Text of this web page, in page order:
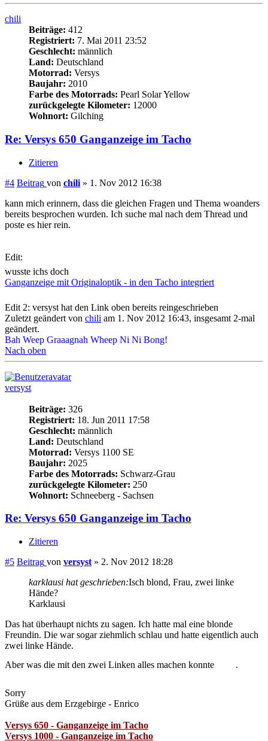
chili
Beiträge: 412
Registriert: 7. Mai 2011 23:52
Geschlecht: männlich
Land: Deutschland
Motorrad: Versys
Baujahr: 2010
Farbe des Motorrads: Pearl Solar Yellow
zurückgelegte Kilometer: 12000
Wohnort: Gilching
Re: Versys 650 Ganganzeige im Tacho
Zitieren
#4 Beitrag von chili » 1. Nov 2012 16:38
kann mich erinnern, dass die gleichen Fragen und Thema woanders
bereits besprochen wurden. Ich suche mal nach dem Thread und
poste es hier rein.
Edit:
wusste ichs doch
Ganganzeige mit Originaloptik - in den Tacho integriert
Zuletzt geändert vonchiliam 1. Nov 2012 16:43, insgesamt 2-mal
geändert.
Bah Weep Graaagnah Wheep Ni Ni Bong!
Nach oben
versyst
Registriert:18. Jun 2011 17:58
Geschlecht: männlich
Land:Deutschland
Motorrad:Versys 1100 SE
Baujahr:2025
Farbe des Motorrads:
zurückgelegte Kilometer:250
Wohnort:Schneeberg - Sachsen
Re: Versys 650 Ganganzeige im Tacho
Hände?
Karklausi
Freundin. Die war sogar ziehmlich schlau und hatte eigentlich auch
zwei linke Hände.
Aber was die mit den zwei Linken alles machen konnte
Sorry
Versys 650 - Ganganzeige im Tacho
jetzt: